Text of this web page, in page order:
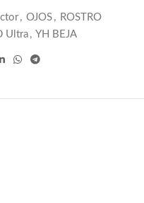
, OJOS , ROSTRO
Ultra , YH BEJA